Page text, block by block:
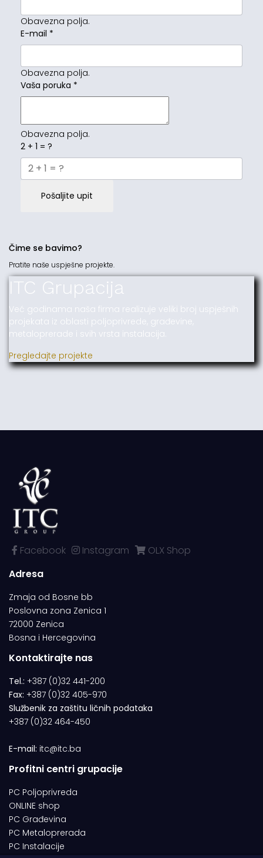
Obavezna polja.
E-mail *
Obavezna polja.
Vaša poruka *
Obavezna polja.
2 + 1 = ?
Pošaljite upit
Čime se bavimo?
Pratite naše uspješne projekte.
ITC Grupacija
Već godinama naša firma realizuje veliki broj uspješnih
projekata iz oblasti poljoprivrede, građevine,
metaloprerade i svih vrsta instalacija.
Pregledajte projekte
Facebook Instagram
OLX Shop
Adresa
Zmaja od Bosne bb
Poslovna zona Zenica 1
72000 Zenica
Bosna i Hercegovina
Kontaktirajte nas
Tel.: +387 (0)32 441-200
Fax: +387 (0)32 405-970
Službenik za zaštitu ličnih podataka
+387 (0)32 464-450
E-mail: itc@itc.ba
Profitni centri grupacije
PC Poljoprivreda
ONLINE shop
PC Građevina
PC Metaloprerada
PC Instalacije